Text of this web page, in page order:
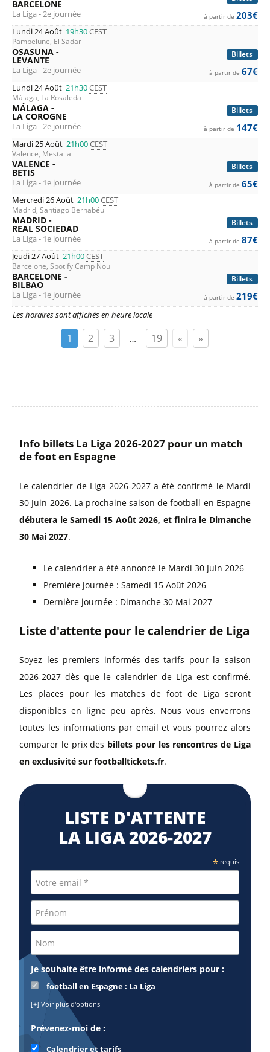
Les horaires sont affichés en heure locale
BARCELONE
La Liga - 2e journée à partir de 203€
Lundi 24 Août 19h30CEST
Pampelune, El Sadar
Billets
OSASUNA -
LEVANTE
La Liga - 2e journée à partir de 67€
Lundi 24 Août 21h30CEST
Málaga, La Rosaleda
Billets
MÁLAGA -
LA COROGNE
La Liga - 2e journée à partir de 147€
Mardi 25 Août 21h00CEST
Valence, Mestalla
Billets
VALENCE -
BETIS
La Liga - 1e journée à partir de 65€
Mercredi 26 Août 21h00CEST
Madrid, Santiago Bernabéu
Billets
MADRID -
REAL SOCIEDAD
La Liga - 1e journée à partir de 87€
Jeudi 27 Août 21h00CEST
Barcelone, Spotify Camp Nou
Billets
BARCELONE -
BILBAO
La Liga - 1e journée à partir de 219€
1 2 3 … 19 « »
Info billets La Liga 2026-2027 pour un match
de foot en Espagne
Le calendrier de Liga 2026-2027 a été confirmé le Mardi
30 Juin 2026. La prochaine saison de football en Espagne
débutera le Samedi 15 Août 2026, et finira le Dimanche
30 Mai 2027.
Le calendrier a été annoncé le Mardi 30 Juin 2026
Première journée : Samedi 15 Août 2026
Dernière journée : Dimanche 30 Mai 2027
Liste d'attente pour le calendrier de Liga
Soyez les premiers informés des tarifs pour la saison
2026-2027 dès que le calendrier de Liga est confirmé.
Les places pour les matches de foot de Liga seront
disponibles en ligne peu après. Nous vous enverrons
toutes les informations par email et vous pourrez alors
comparer le prix des billets pour les rencontres de Liga
en exclusivité sur footballtickets.fr.
LISTE D'ATTENTE
LA LIGA 2026-2027
*requis
Je souhaite être informé des calendriers pour :
football en Espagne : La Liga
[+] Voir plus d'options
Prévenez-moi de :
Calendrier et tarifs